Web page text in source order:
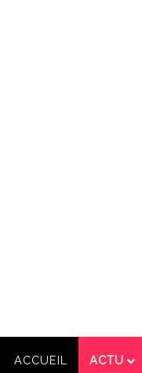
ACCUEIL ACTU